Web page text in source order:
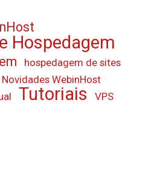
Hospedagem
hospedagem de sites
Novidades WebinHost
Tutoriais VPS